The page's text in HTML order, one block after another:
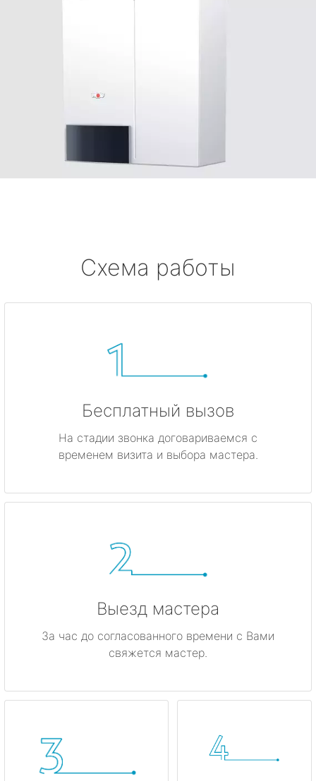
Схема работы
Бесплатный вызов
На стадии звонка договариваемся с
временем визита и выбора мастера.
Выезд мастера
За час до согласованного времени с Вами
свяжется мастер.